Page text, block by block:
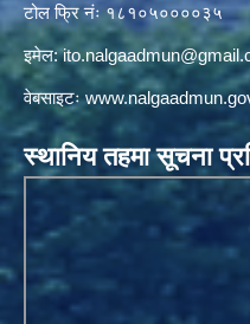
टोल फ्रि नंः १८१०५००००३५
इमेल:
वेबसाइटः
स्थानिय तहमा सूचना